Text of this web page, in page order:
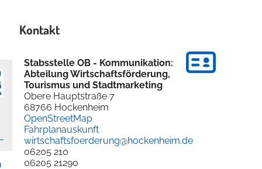
Kontakt
Stabsstelle OB - Kommunikation:
Abteilung Wirtschaftsförderung,
Tourismus und Stadtmarketing
Obere Hauptstraße 7
68766 Hockenheim
OpenStreetMap
Fahrplanauskunft
wirtschaftsfoerderung@hockenheim.de
06205 210
06205 21290